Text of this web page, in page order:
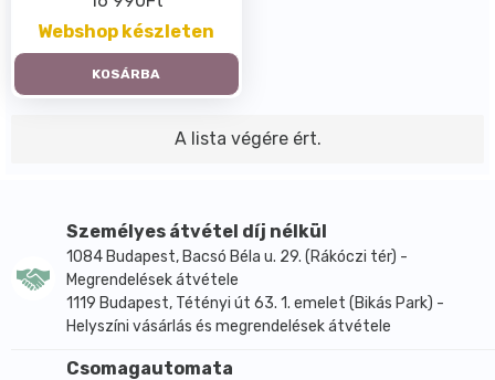
Webshop készleten
KOSÁRBA
A lista végére ért.
Személyes átvétel díj nélkül
1084 Budapest, Bacsó Béla u. 29. (Rákóczi tér) -
Megrendelések átvétele
1119 Budapest, Tétényi út 63. 1. emelet (Bikás Park) -
Helyszíni vásárlás és megrendelések átvétele
Csomagautomata